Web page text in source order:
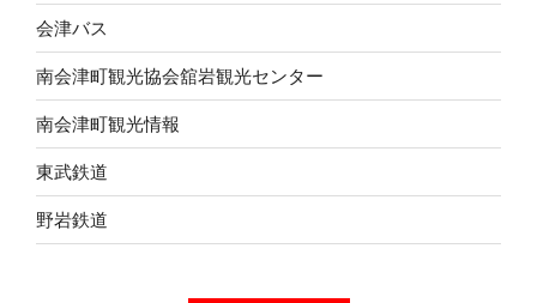
会津バス
南会津町観光協会舘岩観光センター
南会津町観光情報
東武鉄道
野岩鉄道